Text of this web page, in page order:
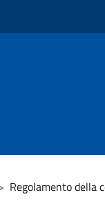
Regolamento della